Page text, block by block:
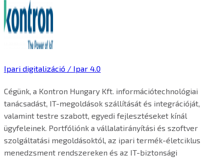
Ipari digitalizáció / Ipar 4.0
Cégünk, a Kontron Hungary Kft. információtechnológiai
tanácsadást, IT-megoldások szállítását és integrációját,
valamint testre szabott, egyedi fejlesztéseket kínál
ügyfeleinek. Portfóliónk a vállalatirányítási és szoftver
szolgáltatási megoldásoktól, az ipari termék-életciklus
menedzsment rendszereken és az IT-biztonsági